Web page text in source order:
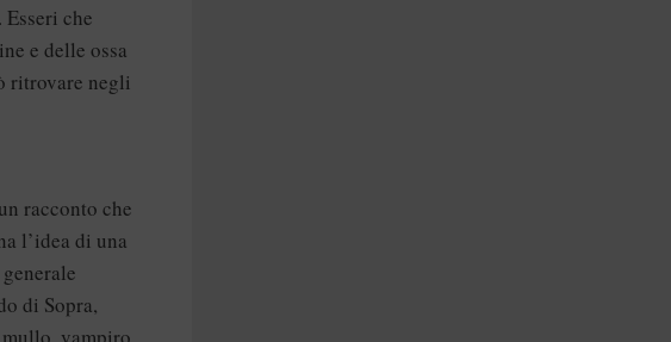
che
e delle ossa
ritrovare negli
racconto che
l’idea di una
di Sopra,